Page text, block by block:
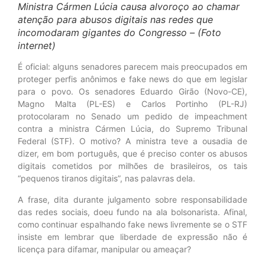
Ministra Cármen Lúcia causa alvoroço ao chamar
atenção para abusos digitais nas redes que
incomodaram gigantes do Congresso – (Foto
internet)
É oficial: alguns senadores parecem mais preocupados em
proteger perfis anônimos e fake news do que em legislar
para o povo. Os senadores Eduardo Girão (Novo-CE),
Magno Malta (PL-ES) e Carlos Portinho (PL-RJ)
protocolaram no Senado um pedido de impeachment
contra a ministra Cármen Lúcia, do Supremo Tribunal
Federal (STF). O motivo? A ministra teve a ousadia de
dizer, em bom português, que é preciso conter os abusos
digitais cometidos por milhões de brasileiros, os tais
“pequenos tiranos digitais”, nas palavras dela.
A frase, dita durante julgamento sobre responsabilidade
das redes sociais, doeu fundo na ala bolsonarista. Afinal,
como continuar espalhando fake news livremente se o STF
insiste em lembrar que liberdade de expressão não é
licença para difamar, manipular ou ameaçar?